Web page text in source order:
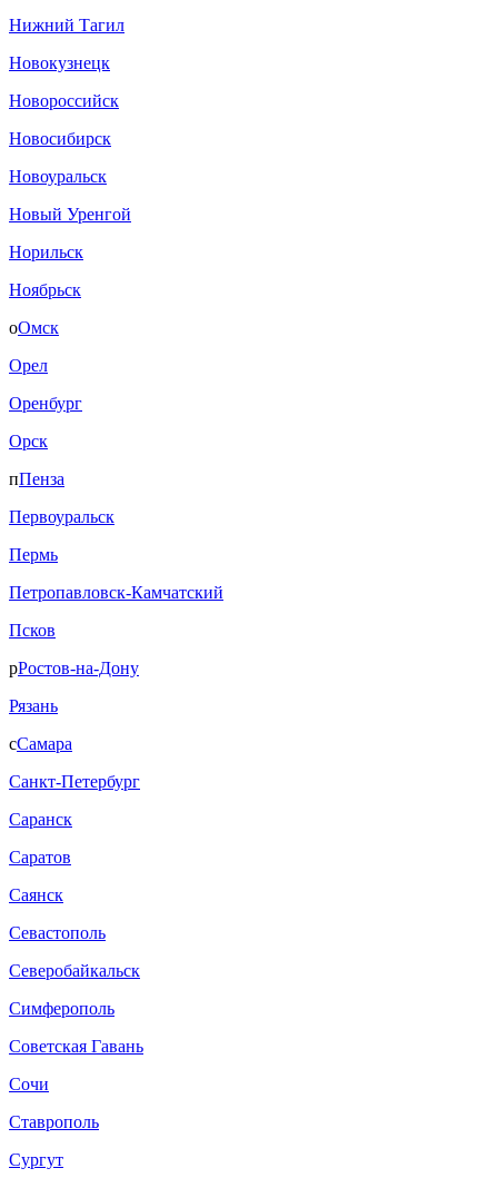
Нижний Тагил
Новокузнецк
Новороссийск
Новосибирск
Новоуральск
Новый Уренгой
Норильск
Ноябрьск
оОмск
Орел
Оренбург
Орск
пПенза
Первоуральск
Пермь
Петропавловск-Камчатский
Псков
рРостов-на-Дону
Рязань
сСамара
Санкт-Петербург
Саранск
Саратов
Саянск
Севастополь
Северобайкальск
Симферополь
Советская Гавань
Сочи
Ставрополь
Сургут